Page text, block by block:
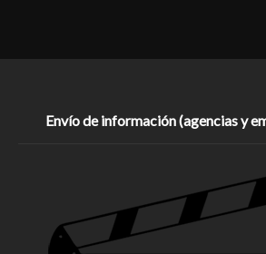
Envío de información (agencias y